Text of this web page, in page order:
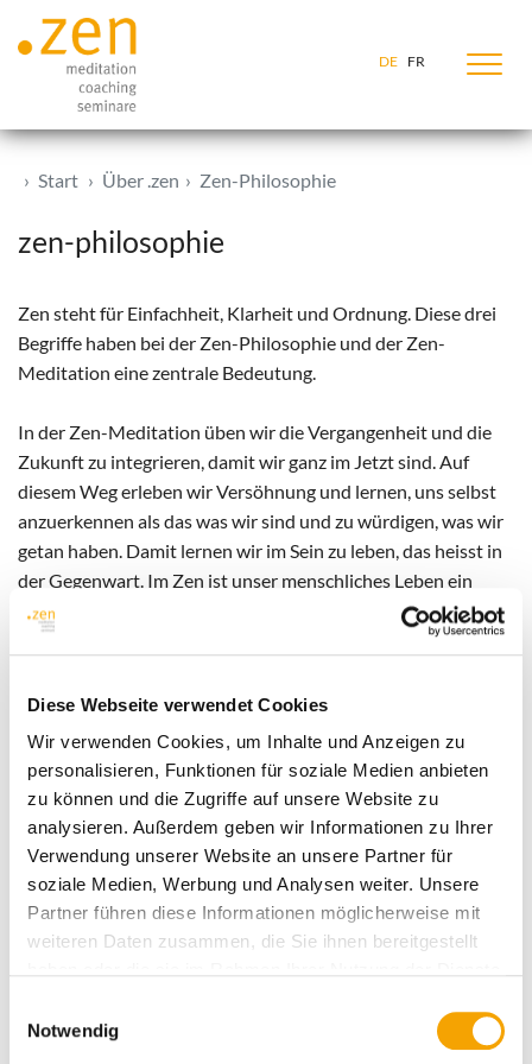
Diese Webseite verwendet Cookies
Wir verwenden Cookies, um Inhalte und Anzeigen zu
personalisieren, Funktionen für soziale Medien anbieten
zu können und die Zugriffe auf unsere Website zu
analysieren. Außerdem geben wir Informationen zu Ihrer
Verwendung unserer Website an unsere Partner für
soziale Medien, Werbung und Analysen weiter. Unsere
Partner führen diese Informationen möglicherweise mit
weiteren Daten zusammen, die Sie ihnen bereitgestellt
Notwendig
Zum Inhalt springen
DE FR
Start Über .zen Zen-Philosophie
zen-philosophie
Zen steht für Einfachheit, Klarheit und Ordnung. Diese drei
Begriffe haben bei der Zen-Philosophie und der Zen-
Meditation eine zentrale Bedeutung.
In der Zen-Meditation üben wir die Vergangenheit und die
Zukunft zu integrieren, damit wir ganz im Jetzt sind. Auf
diesem Weg erleben wir Versöhnung und lernen, uns selbst
anzuerkennen als das was wir sind und zu würdigen, was wir
getan haben. Damit lernen wir im Sein zu leben, das heisst in
der Gegenwart. Im Zen ist unser menschliches Leben ein
Pilgerweg und das Ziel ist der Augenblick.
„Die Lösung aller Probleme befindet sich auf einem
Daher sagt die Zen-Philosophie: „Vermeide die
Kriegsschauplätze, was auch geschieht, bewahre die Ruhe
und wohne im Vertrauen, schreite auf Friedensplätze und
gehe stets einen Weg der Versöhnung."
Der Weg der Mitte schenkt uns Ruhe. Im Zen lernt man
weder zu bewerten noch zu beurteilen. Es gibt weder große
bringt uns immer auf den Punkt. Dieser Weg schenkt uns